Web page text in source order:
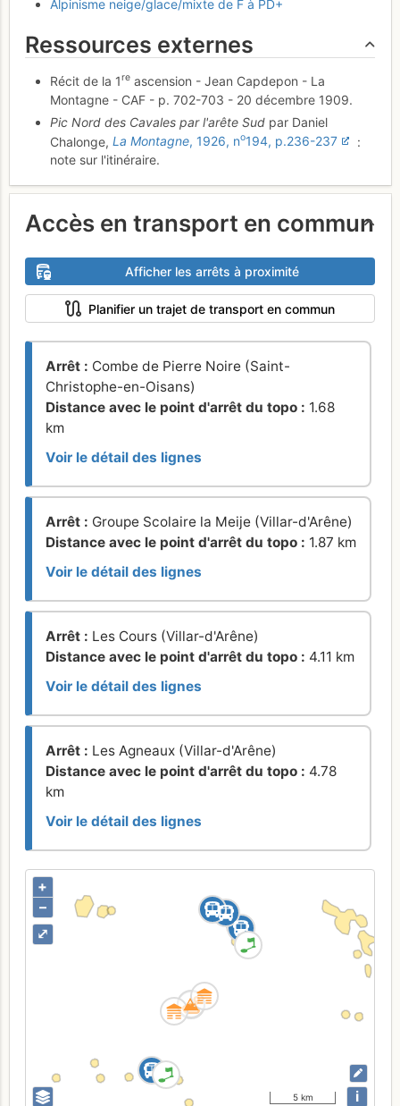
Alpinisme neige/glace/mixte de F à PD+
Ressources externes
Récit de la 1re ascension - Jean Capdepon - La
Montagne - CAF - p. 702-703 - 20 décembre 1909.
Pic Nord des Cavales par l'arête Sud par Daniel
Chalonge, La Montagne, 1926, no194, p.236-237
:
note sur l'itinéraire.
Accès en transport en commun
Afficher les arrêts à proximité
Planifier un trajet de transport en commun
Arrêt : Combe de Pierre Noire (Saint-
Christophe-en-Oisans)
Distance avec le point d'arrêt du topo : 1.68
km
Voir le détail des lignes
Arrêt : Groupe Scolaire la Meije (Villar-d'Arêne)
Distance avec le point d'arrêt du topo : 1.87 km
Voir le détail des lignes
Arrêt : Les Cours (Villar-d'Arêne)
Distance avec le point d'arrêt du topo : 4.11 km
Voir le détail des lignes
Arrêt : Les Agneaux (Villar-d'Arêne)
Distance avec le point d'arrêt du topo : 4.78
km
Voir le détail des lignes
⤢
+
–
5 km i